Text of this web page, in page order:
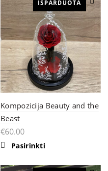
IŠPARDUOTA
Kompozicija Beauty and the
Beast
€60.00
Pasirinkti